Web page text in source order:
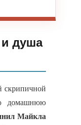
и душа
скрипичной
домашнюю
Майкла